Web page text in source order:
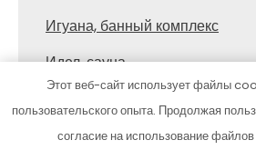
Игуана, банный комплекс
Идел, сауна
Император, гостинично-банный
комплекс
Этот веб-сайт использует файлы
пользовательского опыта. Продолжая
согласие на использование